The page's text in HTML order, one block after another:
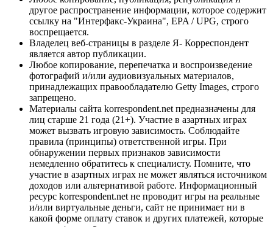
другое распространение информации, которое содержит
ссылку на "Интерфакс-Украина", EPA / UPG, строго
воспрещается.
Владелец веб-страницы в разделе Я- Корреспондент
является автор публикации.
Любое копирование, перепечатка и воспроизведение
фотографий и/или аудиовизуальных материалов,
принадлежащих правообладателю Getty Images, строго
запрещено.
Материалы сайта korrespondent.net предназначены для
лиц старше 21 года (21+). Участие в азартных играх
может вызвать игровую зависимость. Соблюдайте
правила (принципы) ответственной игры. При
обнаружении первых признаков зависимости
немедленно обратитесь к специалисту. Помните, что
участие в азартных играх не может являться источником
доходов или альтернативой работе. Информационный
ресурс korrespondent.net не проводит игры на реальные
и/или виртуальные деньги, сайт не принимает ни в
какой форме оплату ставок и других платежей, которые